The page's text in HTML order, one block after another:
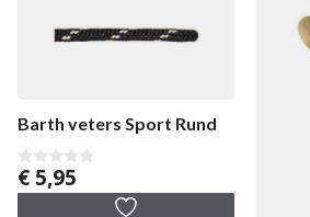
Barth veters Sport Rund
0
v
€ 5,95